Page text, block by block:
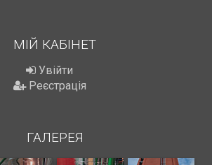
МІЙ КАБІНЕТ
Увійти
Реєстрація
ГАЛЕРЕЯ